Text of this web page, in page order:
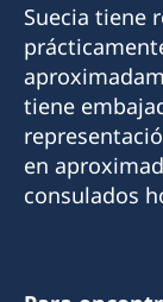
Fax:
+58 212 781
Dirección:
Venezuela,
de 09:00-12:00.
Teléfono:
+58 295 274
Correo:
Suecia tiene
tiene
en
consulados